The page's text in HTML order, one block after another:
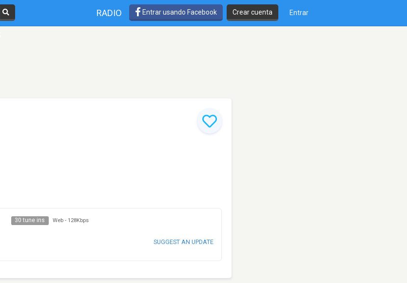
RADIO Entrar usando Facebook Crear cuenta Entrar
30 tune ins Web - 128Kbps
SUGGEST AN UPDATE